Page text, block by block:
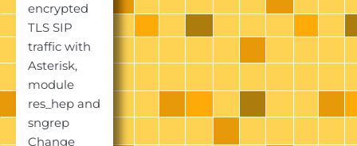
encrypted
TLS SIP
traffic with
Asterisk,
module
res_hep and
sngrep
Change